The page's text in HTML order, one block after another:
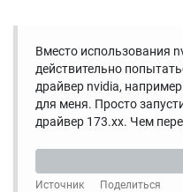
Вместо использования
действительно
драйвер nvidia,
для меня. Просто
драйвер 173.xx. Чем
Источник
Поделиться